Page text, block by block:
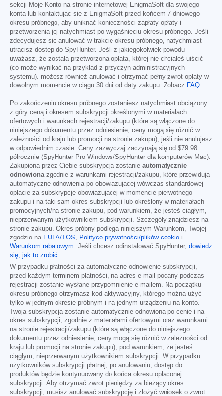
sekcji Moje Konto na stronie internetowej EnigmaSoft dla swojego
konta lub kontaktując się z EnigmaSoft przed końcem 7-dniowego
okresu próbnego, aby uniknąć konieczności zapłaty opłaty i
przetworzenia jej natychmiast po wygaśnięciu okresu próbnego. Jeśli
zdecydujesz się anulować w trakcie okresu próbnego, natychmiast
utracisz dostęp do SpyHunter. Jeśli z jakiegokolwiek powodu
uważasz, że została przetworzona opłata, której nie chciałeś uiścić
(co może wynikać na przykład z przyczyn administracyjnych
systemu), możesz również anulować i otrzymać pełny zwrot opłaty w
dowolnym momencie w ciągu 30 dni od daty zakupu. Zobacz FAQ.
Po zakończeniu okresu próbnego zostaniesz natychmiast obciążony
z góry ceną i okresem subskrypcji określonymi w materiałach
ofertowych i warunkach rejestracji/zakupu (które są włączone do
niniejszego dokumentu przez odniesienie; ceny mogą się różnić w
zależności od kraju lub promocji na stronie zakupu), jeśli nie anulujesz
w odpowiednim czasie. Ceny zazwyczaj zaczynają się od $79.98
półrocznie (SpyHunter Pro Windows/SpyHunter dla komputerów Mac).
Zakupiona przez Ciebie subskrypcja zostanie automatycznie
odnowionazgodnie z warunkami rejestracji/zakupu, które przewidują
automatyczne odnowienia po obowiązującej wówczas standardowej
opłacie za subskrypcję obowiązującej w momencie pierwotnego
zakupu i na taki sam okres subskrypcji lub określony w materiałach
promocyjnych/na stronie zakupu, pod warunkiem, że jesteś ciągłym,
nieprzerwanym użytkownikiem subskrypcji. Szczegóły znajdziesz na
stronie zakupu. Okres próbny podlega niniejszym Warunkom, Twojej
zgodzie na EULA/TOS, Polityce prywatności/plików cookie i
Warunkom rabatowym. Jeśli chcesz odinstalować SpyHunter, dowiedz
się, jak to zrobić.
W przypadku płatności za automatyczne odnowienie subskrypcji,
przed każdym terminem płatności, na adres e-mail podany podczas
rejestracji zostanie wysłane przypomnienie e-mailem. Na początku
okresu próbnego otrzymasz kod aktywacyjny, którego można użyć
tylko w jednym okresie próbnym i na jednym urządzeniu na konto.
Twoja subskrypcja zostanie automatycznie odnowiona po cenie i na
okres subskrypcji, zgodnie z materiałami ofertowymi oraz warunkami
na stronie rejestracji/zakupu (które są włączone do niniejszego
dokumentu przez odniesienie; ceny mogą się różnić w zależności od
kraju lub promocji na stronie zakupu), pod warunkiem, że jesteś
ciągłym, nieprzerwanym użytkownikiem subskrypcji. W przypadku
użytkowników subskrypcji płatnej, po anulowaniu, dostęp do
produktów będzie kontynuowany do końca okresu opłaconej
subskrypcji. Aby otrzymać zwrot pieniędzy za bieżący okres
subskrypcji, musisz anulować subskrypcję i złożyć wniosek o zwrot